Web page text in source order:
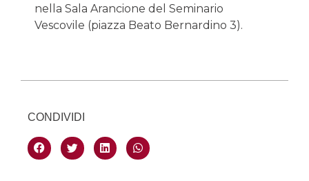
nella Sala Arancione del Seminario
Vescovile (piazza Beato Bernardino 3).
CONDIVIDI